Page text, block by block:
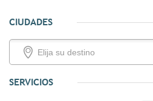
CIUDADES
SERVICIOS